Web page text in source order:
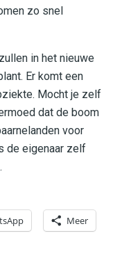
zo snel
in het nieuwe
Er komt een
Mocht je zelf
dat de boom
voor
de eigenaar zelf
Meer